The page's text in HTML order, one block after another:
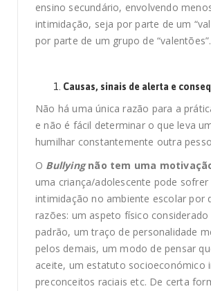
ensino secundário, envolvendo
intimidação, seja por parte de um
por parte de um grupo de “valentões”.
Causas, sinais de alerta e
Não há uma única razão para a
e não é fácil determinar o que leva
humilhar constantemente outra
O Bullyingnão tem uma
uma criança/adolescente pode
intimidação no ambiente escolar por
razões: um aspeto físico
padrão, um traço de personalidade
pelos demais, um modo de pensar
aceite, um estatuto socioeconómico
preconceitos raciais etc. De certa